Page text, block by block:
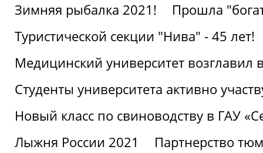
Зимняя рыбалка 2021!
Прошла
Туристической секции "Нива" - 45 лет!
Медицинский университет возглавил
Студенты университета активно
Новый класс по свиноводству в ГАУ
Лыжня России 2021
Партнерство